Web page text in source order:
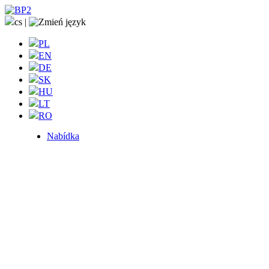
cs |
PL
EN
DE
SK
HU
LT
RO
Nabídka